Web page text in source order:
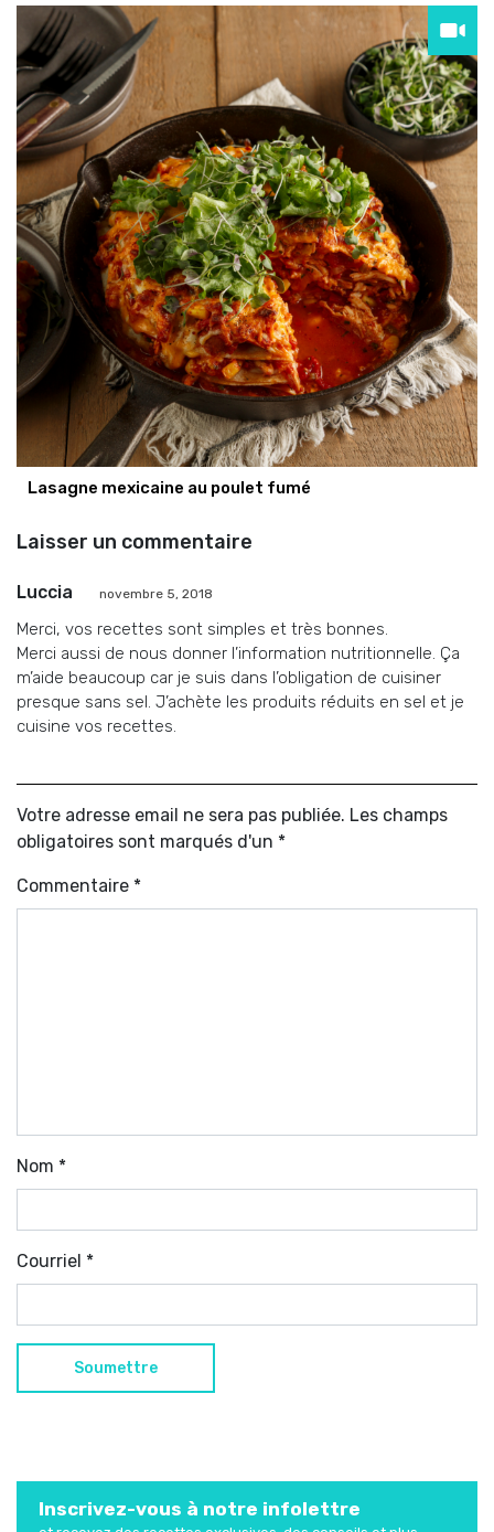
Lasagne mexicaine au poulet fumé
Laisser un commentaire
Luccia novembre 5, 2018
Merci, vos recettes sont simples et très bonnes.
Merci aussi de nous donner l’information nutritionnelle. Ça
m’aide beaucoup car je suis dans l’obligation de cuisiner
presque sans sel. J’achète les produits réduits en sel et je
cuisine vos recettes.
Votre adresse email ne sera pas publiée. Les champs
obligatoires sont marqués d'un *
Commentaire *
Nom *
Courriel *
Inscrivez-vous à notre infolettre